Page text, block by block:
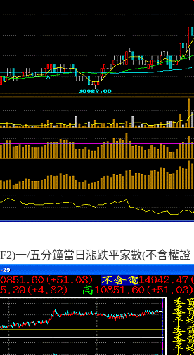
一/五分鐘當日漲跌平家數(不含權